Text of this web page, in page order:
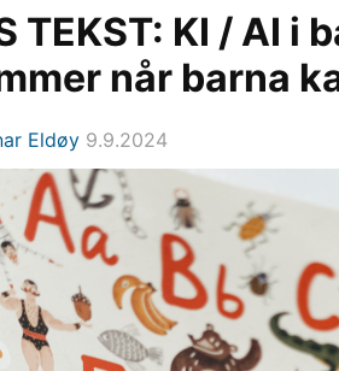
TEKST: KI / AI i
når barna
Eldøy 9.9.2024